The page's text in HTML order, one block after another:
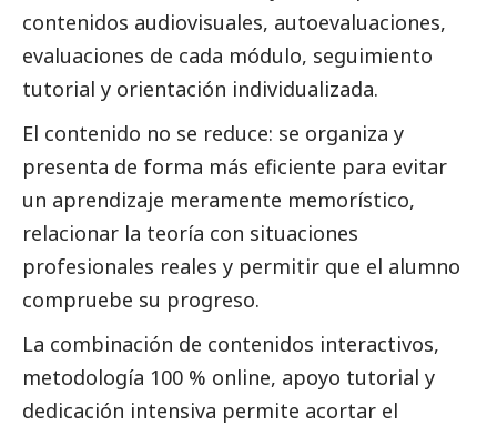
contenidos audiovisuales, autoevaluaciones,
evaluaciones de cada módulo, seguimiento
tutorial y orientación individualizada.
El contenido no se reduce: se organiza y
presenta de forma más eficiente para evitar
un aprendizaje meramente memorístico,
relacionar la teoría con situaciones
profesionales reales y permitir que el alumno
compruebe su progreso.
La combinación de contenidos interactivos,
metodología 100 % online, apoyo tutorial y
dedicación intensiva permite acortar el